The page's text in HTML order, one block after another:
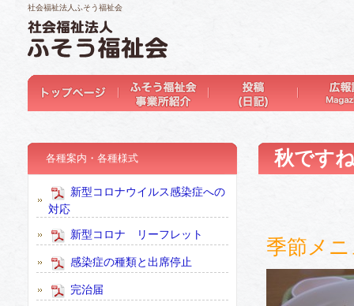
社会福祉法人ふそう福祉会
秋です
季節メ
各種案内・各種様式
新型コロナウイルス感染症への
対応
新型コロナ リーフレット
感染症の種類と出席停止
完治届